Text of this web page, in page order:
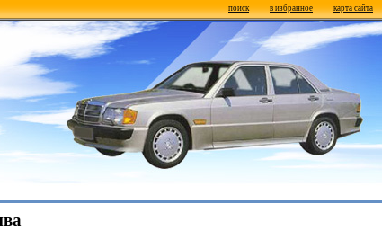
поиск в избранное карта сайта